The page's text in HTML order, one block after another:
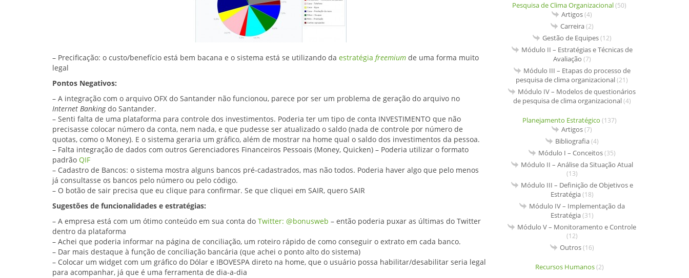
– Precificação: o custo/benefício está bem bacana e o sistema está se utilizando da estratégia freemium de uma forma muito
legal
Pontos Negativos:
– A integração com o arquivo OFX do Santander não funcionou, parece por ser um problema de geração do arquivo no
Internet Bankingdo Santander.
– Senti falta de uma plataforma para controle dos investimentos. Poderia ter um tipo de conta INVESTIMENTO que não
precisasse colocar número da conta, nem nada, e que pudesse ser atualizado o saldo (nada de controle por número de
quotas, como o Money). E o sistema geraria um gráfico, além de mostrar na home qual o saldo dos investimentos da pessoa.
– Falta integração de dados com outros Gerenciadores Financeiros Pessoais (Money, Quicken) – Poderia utilizar o formato
padrão QIF
– Cadastro de Bancos: o sistema mostra alguns bancos pré-cadastrados, mas não todos. Poderia haver algo que pelo menos
já consultasse os bancos pelo número ou pelo código.
– O botão de sair precisa que eu clique para confirmar. Se que cliquei em SAIR, quero SAIR
Sugestões de funcionalidades e estratégias:
– A empresa está com um ótimo conteúdo em sua conta do Twitter: @bonusweb – então poderia puxar as últimas do Twitter
dentro da plataforma
– Achei que poderia informar na página de conciliação, um roteiro rápido de como conseguir o extrato em cada banco.
– Dar mais destaque à função de conciliação bancária (que achei o ponto alto do sistema)
– Colocar um widget com um gráfico do Dólar e IBOVESPA direto na home, que o usuário possa habilitar/desabilitar seria legal
para acompanhar, já que é uma ferramenta de dia-a-dia
Pesquisa de Clima Organizacional(50)
Artigos(4)
Carreira(2)
Gestão de Equipes(12)
Módulo II – Estratégias e Técnicas de
Avaliação (7)
Módulo III – Etapas do processo de
pesquisa de clima organizacional(21)
Módulo IV – Modelos de questionários
de pesquisa de clima organizacional(4)
Planejamento Estratégico (137)
Artigos(7)
Bibliografia(4)
Módulo I – Conceitos(35)
Módulo II – Análise da Situação Atual
(13)
Módulo III – Definição de Objetivos e
Estratégia(18)
Módulo IV – Implementação da
Estratégia(31)
Módulo V – Monitoramento e Controle
(12)
Outros(16)
Recursos Humanos(2)